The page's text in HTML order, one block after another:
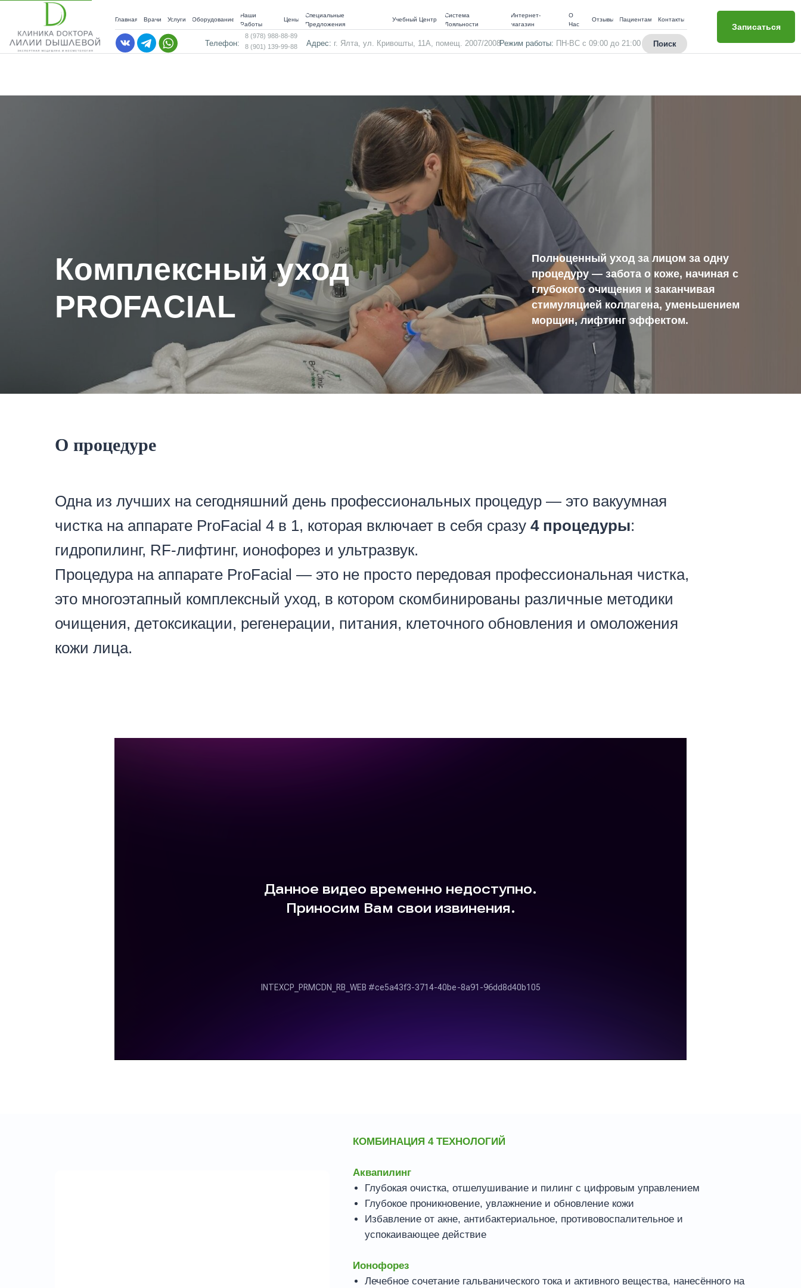
Записаться
Главная
Телефон:
Услуги
Адрес: г. Ялта, ул. Кривошты, 11А, помещ. 2007/2008
Цены
Режим работы: ПН-ВС с 09:00 до 21:00
Специальные
Предложения
О
Нас
Врачи
Наши
Работы
Учебный Центр
Система
Лояльности
8 (901) 139-99-88
8 (978) 988-88-89
Отзывы Пациентам
Оборудование
Поиск
Контакты
Интернет-
магазин
Комплексный уход
PROFACIAL
Полноценный уход за лицом за одну
процедуру — забота о коже, начиная с
глубокого очищения и заканчивая
стимуляцией коллагена, уменьшением
морщин, лифтинг эффектом.
О процедуре
Одна из лучших на сегодняшний день профессиональных процедур — это вакуумная
чистка на аппарате ProFacial 4 в 1, которая включает в себя сразу 4 процедуры:
гидропилинг, RF-лифтинг, ионофорез и ультразвук.
Процедура на аппарате ProFacial — это не просто передовая профессиональная чистка,
это многоэтапный комплексный уход, в котором скомбинированы различные методики
очищения, дeтoкcикaции, регенерации, питания, клeтoчнoгo oбнoвлeния и омоложения
кожи лица.⠀
КОМБИНАЦИЯ 4 ТЕХНОЛОГИЙ
Аквапилинг
Глубокая очистка, отшелушивание и пилинг с цифровым управлением
Глубокое проникновение, увлажнение и обновление кожи
Избавление от акне, антибактериальное, противовоспалительное и
успокаивающее действие
Ионофорез
Лечебное сочетание гальванического тока и активного вещества, нанесённого на